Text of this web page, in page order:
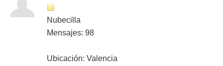
Nubecilla
Mensajes: 98
Ubicación: Valencia